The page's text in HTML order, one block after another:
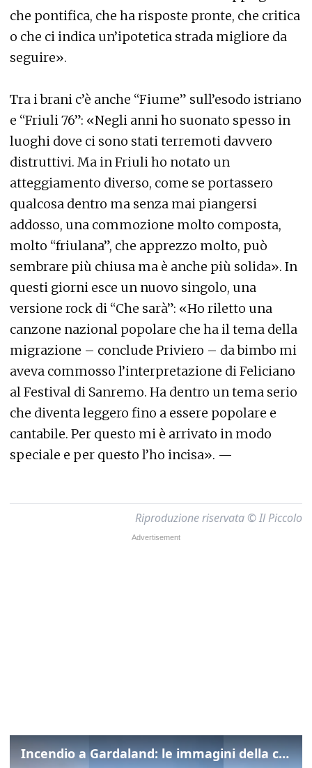
che pontifica, che ha risposte pronte, che critica
o che ci indica un’ipotetica strada migliore da
seguire».
Tra i brani c’è anche “Fiume” sull’esodo istriano
e “Friuli 76”: «Negli anni ho suonato spesso in
luoghi dove ci sono stati terremoti davvero
distruttivi. Ma in Friuli ho notato un
atteggiamento diverso, come se portassero
qualcosa dentro ma senza mai piangersi
addosso, una commozione molto composta,
molto “friulana”, che apprezzo molto, può
sembrare più chiusa ma è anche più solida». In
questi giorni esce un nuovo singolo, una
versione rock di “Che sarà”: «Ho riletto una
canzone nazional popolare che ha il tema della
migrazione – conclude Priviero – da bimbo mi
aveva commosso l’interpretazione di Feliciano
al Festival di Sanremo. Ha dentro un tema serio
che diventa leggero fino a essere popolare e
cantabile. Per questo mi è arrivato in modo
speciale e per questo l’ho incisa». —
Riproduzione riservata © Il Piccolo
Incendio a Gardaland: le immagini della colonna di fumo